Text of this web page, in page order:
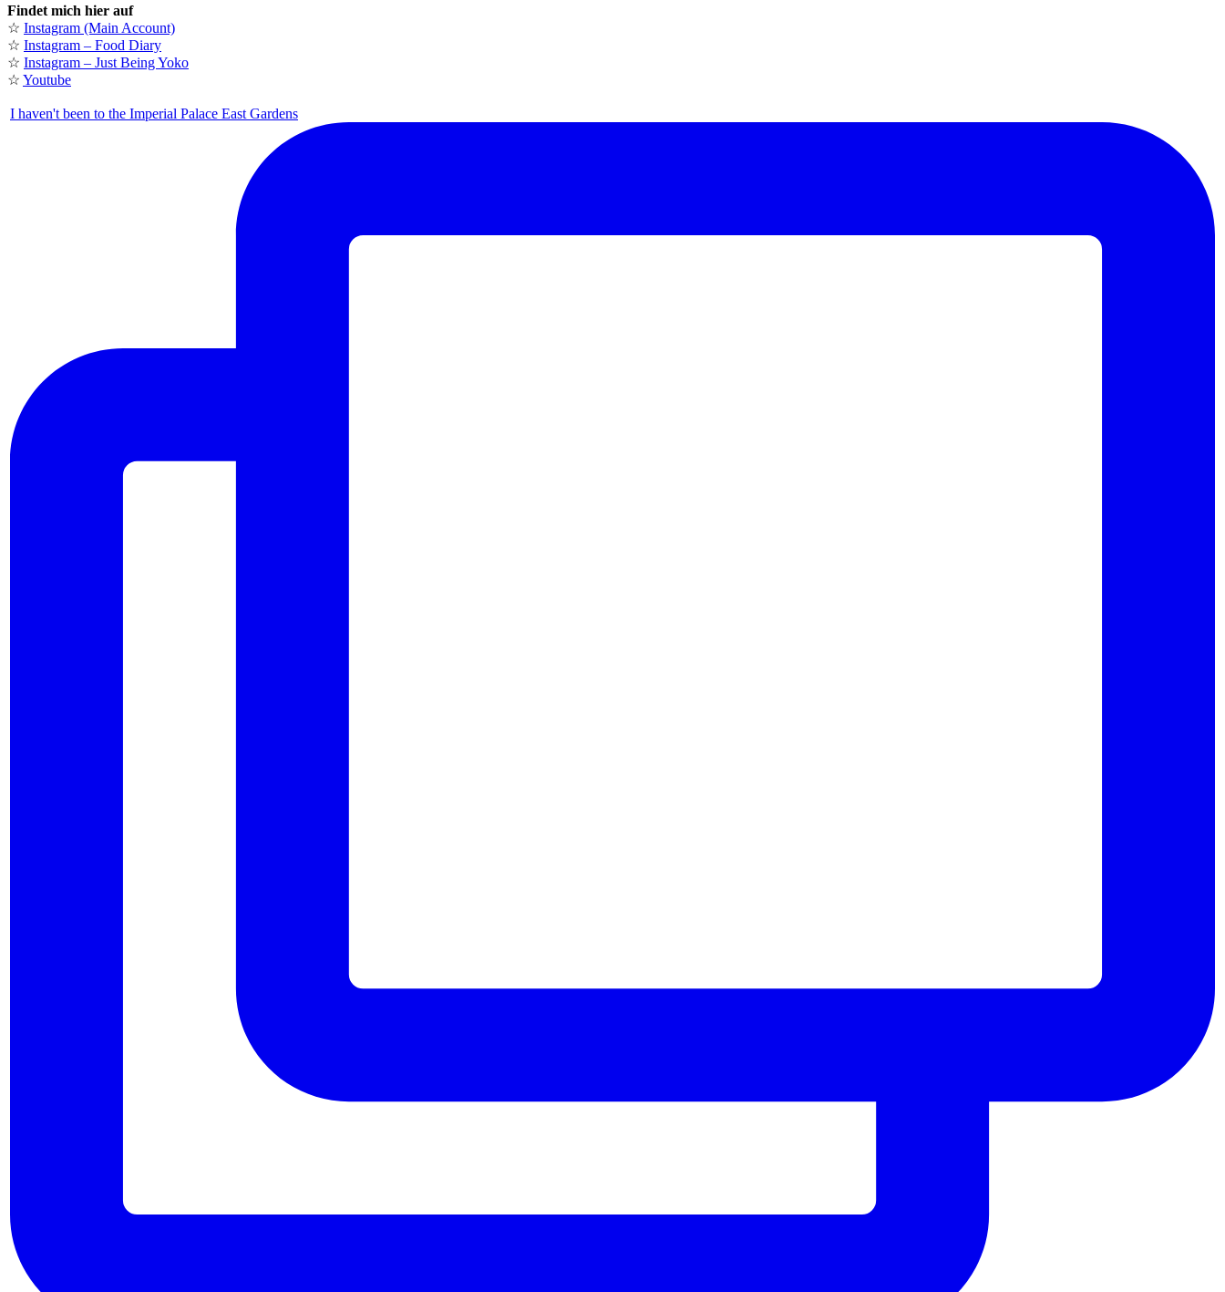
Findet mich hier auf
☆ Instagram (Main Account)
☆ Instagram – Food Diary
☆ Instagram – Just Being Yoko
☆ Youtube
I haven't been to the Imperial Palace East Gardens